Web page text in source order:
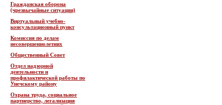
Гражданская оборона
(чрезвычайные ситуации)
Виртуальный учебно-
консультационный пункт
Комиссия по делам
несовершеннолетних
Общественный Совет
Отдел надзорной
деятельности и
профилактической работы по
Унечскому району
Охрана труда, социальное
партнерство, легализация